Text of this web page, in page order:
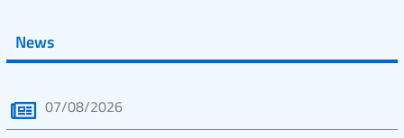
News
07/08/2026